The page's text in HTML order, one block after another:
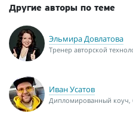
Другие авторы по теме
Эльмира Довлатова
Тренер авторской
Иван Усатов
Дипломированный коуч,